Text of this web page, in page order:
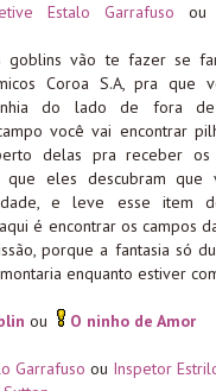
Estalo Garrafuso ou
goblins vão te fazer se
Coroa S.A, pra que
do lado de fora
você vai encontrar
perto delas pra receber
eles descubram que
e leve esse item
é encontrar os campos
porque a fantasia só
enquanto estiver
ou O ninho de Amor
Garrafuso ou Inspetor